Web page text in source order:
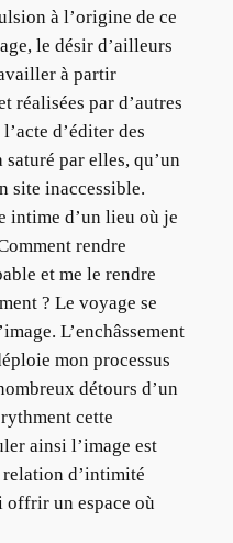
à l’origine de ce
le désir d’ailleurs
à partir
réalisées par d’autres
d’éditer des
par elles, qu’un
site inaccessible.
intime d’un lieu où je
rendre
et me le rendre
? Le voyage se
L’enchâssement
mon processus
détours d’un
cette
ainsi l’image est
relation d’intimité
offrir un espace où